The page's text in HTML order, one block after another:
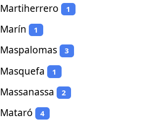
Martiherrero 1
Marín 1
Maspalomas 3
Masquefa 1
Massanassa 2
Mataró 4